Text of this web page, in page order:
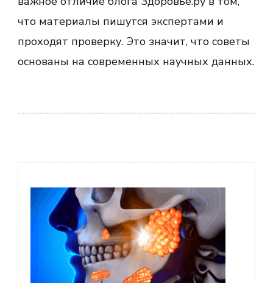
что материалы пишутся экспертами и
проходят проверку. Это значит, что советы
основаны на современных научных данных.
Навигация
по
записям